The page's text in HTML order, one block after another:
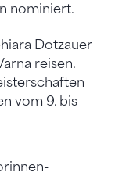
nominiert.
Dotzauer
reisen.
vom 9. bis